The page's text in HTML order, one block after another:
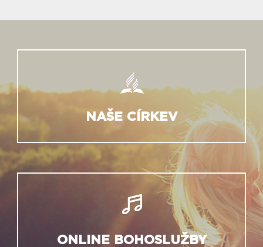
NAŠE CÍRKEV
ONLINE BOHOSLUŽBY